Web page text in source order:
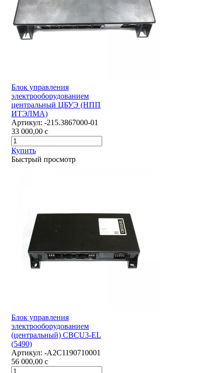
Блок управления
электрооборудованием
центральный ЦБУЭ (НПП
ИТЭЛМА)
Артикул: -215.3867000-01
33 000,00 c
Купить
Быстрый просмотр
Блок управления
электрооборудованием
(центральный) CBCU3-EL
(5490)
Артикул: -А2С1190710001
56 000,00 c